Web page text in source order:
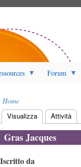
Forum
Briciole
di
pane
Home
Schede
primarie
Visualizza (scheda attiva)
Attività
Gras Jacques
Iscritto da